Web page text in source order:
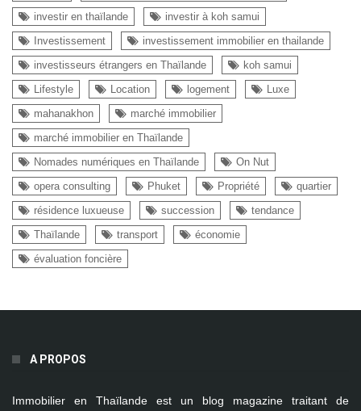
investir en thaïlande
investir à koh samui
Investissement
investissement immobilier en thailande
investisseurs étrangers en Thaïlande
koh samui
Lifestyle
Location logement
Luxe
mahanakhon
marché immobilier
marché immobilier en Thaïlande
Nomades numériques en Thaïlande
On Nut
opera consulting
Phuket Propriété
quartier
résidence luxueuse
succession
tendance
Thaïlande
transport
économie
évaluation foncière
A PROPOS
Immobilier en Thaïlande est un blog magazine traitant de